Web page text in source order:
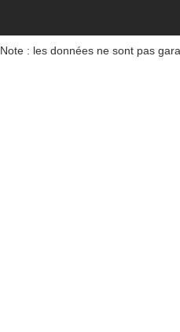
Note : les données ne sont pas